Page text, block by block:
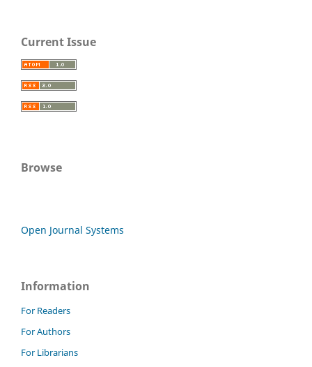
Current Issue
Browse
Open Journal Systems
Information
For Readers
For Authors
For Librarians